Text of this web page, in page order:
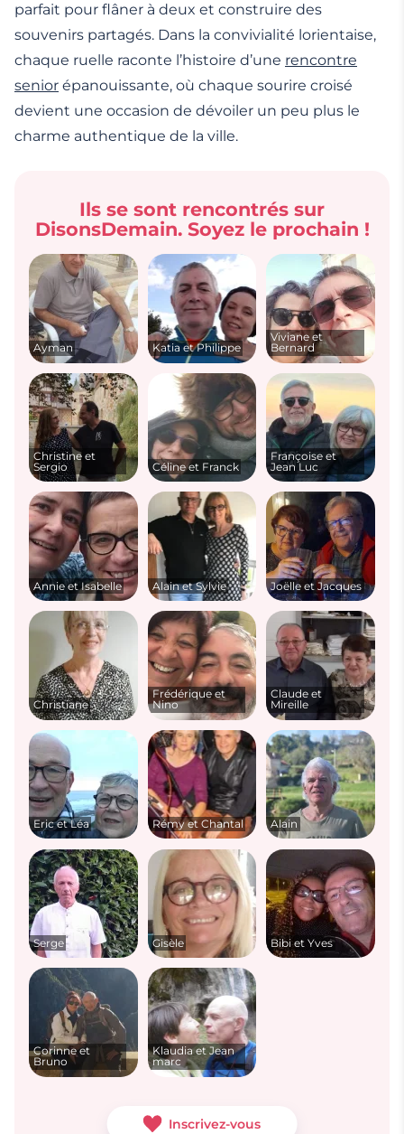
parfait pour flâner à deux et construire des
souvenirs partagés. Dans la convivialité lorientaise,
chaque ruelle raconte l’histoire d’une rencontre
senior épanouissante, où chaque sourire croisé
devient une occasion de dévoiler un peu plus le
charme authentique de la ville.
Ils se sont rencontrés sur
DisonsDemain. Soyez le prochain !
Ayman Katia et Philippe
Viviane et
Bernard
Christine et
Sergio
Céline et Franck
Françoise et
Jean Luc
Annie et Isabelle Alain et Sylvie Joëlle et Jacques
Christiane
Frédérique et
Nino
Claude et
Mireille
Eric et Léa Rémy et Chantal Alain
Serge Gisèle Bibi et Yves
Corinne et
Bruno
Klaudia et Jean
marc
Inscrivez-vous